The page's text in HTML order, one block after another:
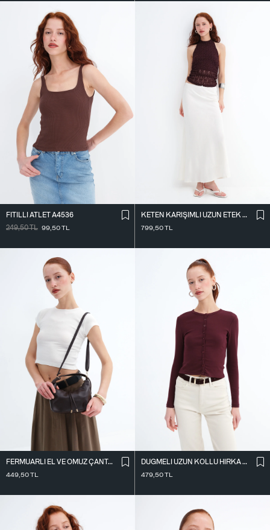
FITILLI ATLET A4536
249,50TL 99,50TL
KETEN KARIŞIMLI UZUN ETEK E18087
799,50TL
FERMUARLI EL VE OMUZ ÇANTASI Ç1064
449,50TL
DÜĞMELI UZUN KOLLU HIRKA H12302
479,50TL